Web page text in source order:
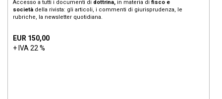
Accesso a tutti i documenti di dottrina, in materia di fisco e
società della rivista: gli articoli, i commenti di giurisprudenza, le
rubriche, la newsletter quotidiana.
EUR 150,00
+ IVA 22 %